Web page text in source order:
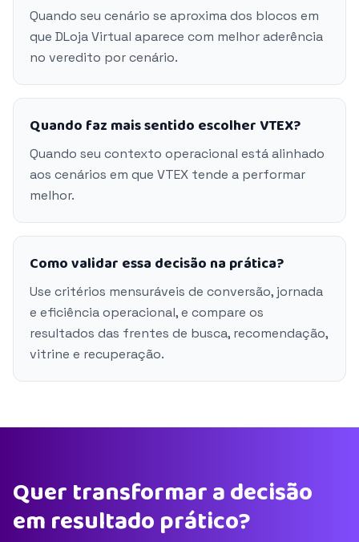
Quando seu cenário se aproxima dos blocos em
que DLoja Virtual aparece com melhor aderência
no veredito por cenário.
Quando faz mais sentido escolher VTEX?
Quando seu contexto operacional está alinhado
aos cenários em que VTEX tende a performar
melhor.
Como validar essa decisão na prática?
Use critérios mensuráveis de conversão, jornada
e eficiência operacional, e compare os
resultados das frentes de busca, recomendação,
vitrine e recuperação.
Quer transformar a decisão
em resultado prático?